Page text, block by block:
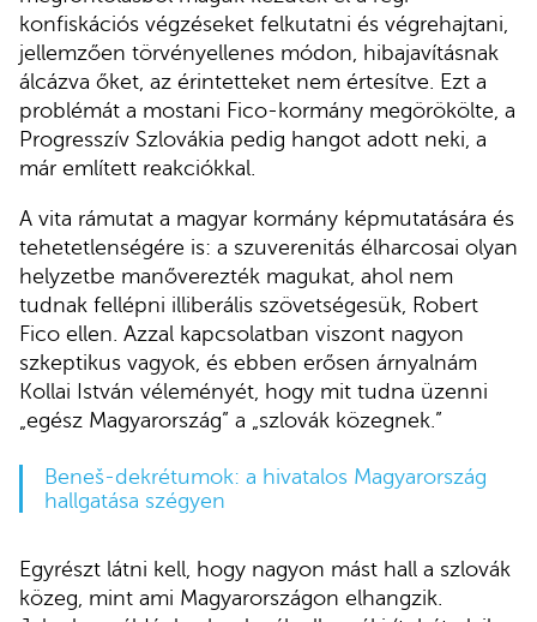
konfiskációs végzéseket felkutatni és végrehajtani,
jellemzően törvényellenes módon, hibajavításnak
álcázva őket, az érintetteket nem értesítve. Ezt a
problémát a mostani Fico-kormány megörökölte, a
Progresszív Szlovákia pedig hangot adott neki, a
már említett reakciókkal.
A vita rámutat a magyar kormány képmutatására és
tehetetlenségére is: a szuverenitás élharcosai olyan
helyzetbe manőverezték magukat, ahol nem
tudnak fellépni illiberális szövetségesük, Robert
Fico ellen. Azzal kapcsolatban viszont nagyon
szkeptikus vagyok, és ebben erősen árnyalnám
Kollai István véleményét, hogy mit tudna üzenni
„egész Magyarország” a „szlovák közegnek.”
Beneš-dekrétumok: a hivatalos Magyarország
hallgatása szégyen
Egyrészt látni kell, hogy nagyon mást hall a szlovák
közeg, mint ami Magyarországon elhangzik.